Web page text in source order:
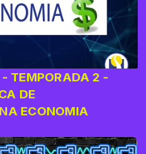
TEMPORADA 2 -
DE
ECONOMIA